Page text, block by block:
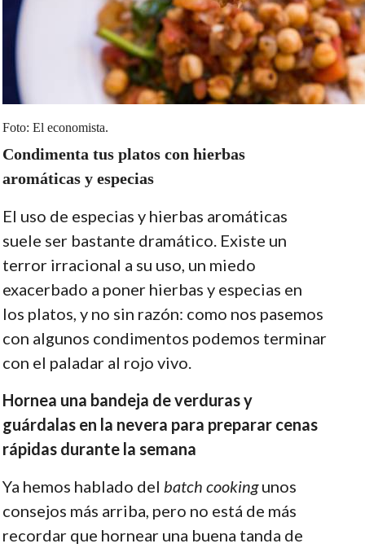
Foto: El economista.
Condimenta tus platos con hierbas
aromáticas y especias
El uso de especias y hierbas aromáticas
suele ser bastante dramático. Existe un
terror irracional a su uso, un miedo
exacerbado a poner hierbas y especias en
los platos, y no sin razón: como nos pasemos
con algunos condimentos podemos terminar
con el paladar al rojo vivo.
Hornea una bandeja de verduras y
guárdalas en la nevera para preparar cenas
rápidas durante la semana
Ya hemos hablado del batch cookingunos
consejos más arriba, pero no está de más
recordar que hornear una buena tanda de